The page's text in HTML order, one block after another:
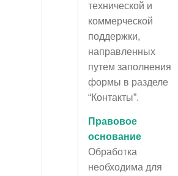
технической и
коммерческой
поддержки,
направленных
путем заполнения
формы в разделе
“Контакты”.
Правовое
основание
Обработка
необходима для